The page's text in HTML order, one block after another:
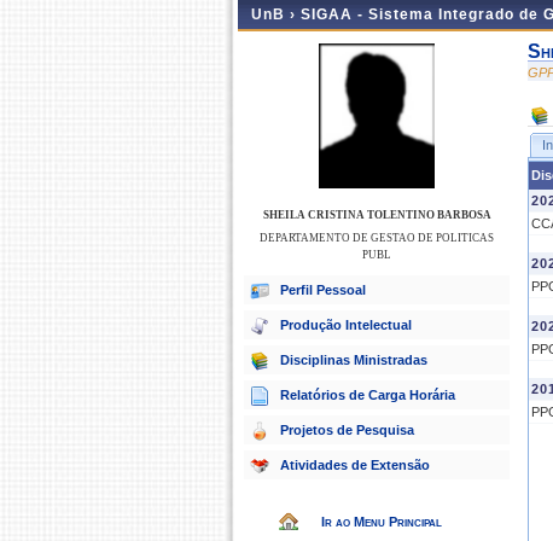
UnB › SIGAA - Sistema Integrado de
SHEILA CRISTINA TOLENTINO BARBOSA
DEPARTAMENTO DE GESTAO DE POLITICAS
PUBL
Perfil Pessoal
Produção Intelectual
Disciplinas Ministradas
Relatórios de Carga Horária
Projetos de Pesquisa
Atividades de Extensão
Ir ao Menu Principal